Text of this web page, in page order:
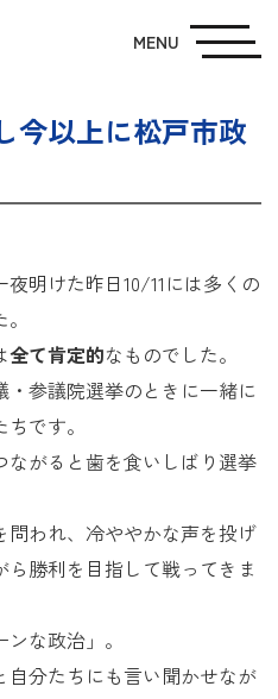
MENU
今以上に松戸市政
明けた昨日10/11には多くの
全て肯定的なものでした。
参議院選挙のときに一緒に
です。
がると歯を食いしばり選挙
われ、冷ややかな声を投げ
勝利を目指して戦ってきま
な政治」。
分たちにも言い聞かせなが